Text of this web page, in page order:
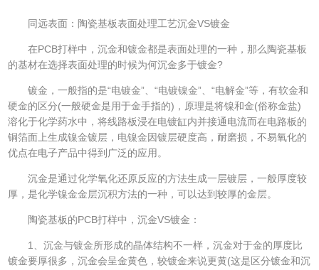
同远表面：陶瓷基板表面处理工艺沉金VS镀金
在PCB打样中，沉金和镀金都是表面处理的一种，那么陶瓷基板
的基材在选择表面处理的时候为何沉金多于镀金?
镀金，一般指的是“电镀金”、“电镀镍金”、“电解金”等，有软金和
硬金的区分(一般硬金是用于金手指的)，原理是将镍和金(俗称金盐)
溶化于化学药水中，将线路板浸在电镀缸内并接通电流而在电路板的
铜箔面上生成镍金镀层，电镍金因镀层硬度高，耐磨损，不易氧化的
优点在电子产品中得到广泛的应用。
沉金是通过化学氧化还原反应的方法生成一层镀层，一般厚度较
厚，是化学镍金金层沉积方法的一种，可以达到较厚的金层。
陶瓷基板的PCB打样中，沉金VS镀金：
1、沉金与镀金所形成的晶体结构不一样，沉金对于金的厚度比
镀金要厚很多，沉金会呈金黄色，较镀金来说更黄(这是区分镀金和沉